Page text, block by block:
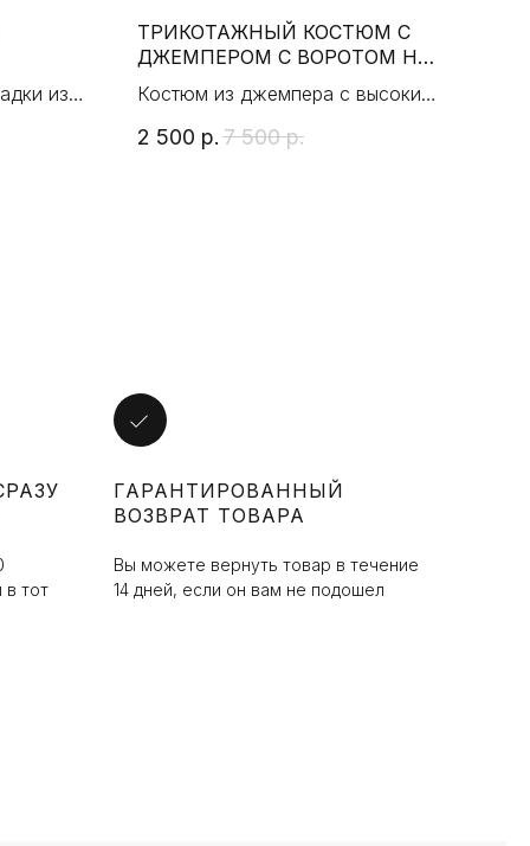
изо
ТРИКОТАЖНЫЙ КОСТЮМ С
ДЖЕМПЕРОМ С ВОРОТОМ НА
МОЛНИИ
Костюм из джемпера с высоким
джоггеров
2 500 р. 7 500 р.
в тот
ГАРАНТИРОВАННЫЙ
ВОЗВРАТ ТОВАРА
Вы можете вернуть товар в течение
14 дней, если он вам не подошел